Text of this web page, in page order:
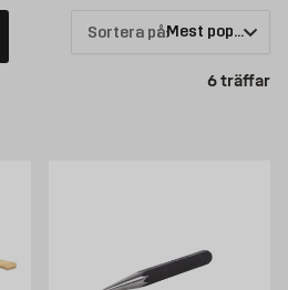
erbjuda.
Sortera på:
6träffar